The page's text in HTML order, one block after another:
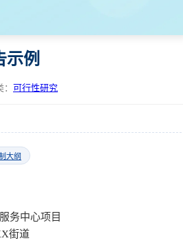
示例
可行性研究
大纲
务中心项目
街道